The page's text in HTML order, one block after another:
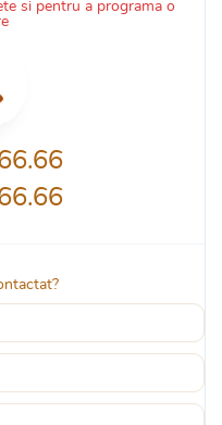
si pentru a programa o